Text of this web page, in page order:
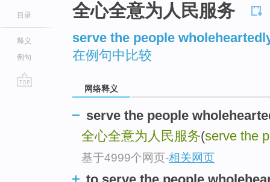
目录
释义
例句
全心全意为人民服务
serve the people
在例句中比较
网络释义
serve the people
全心全意为人民服务(serve the
基于4999个网页-相关网页